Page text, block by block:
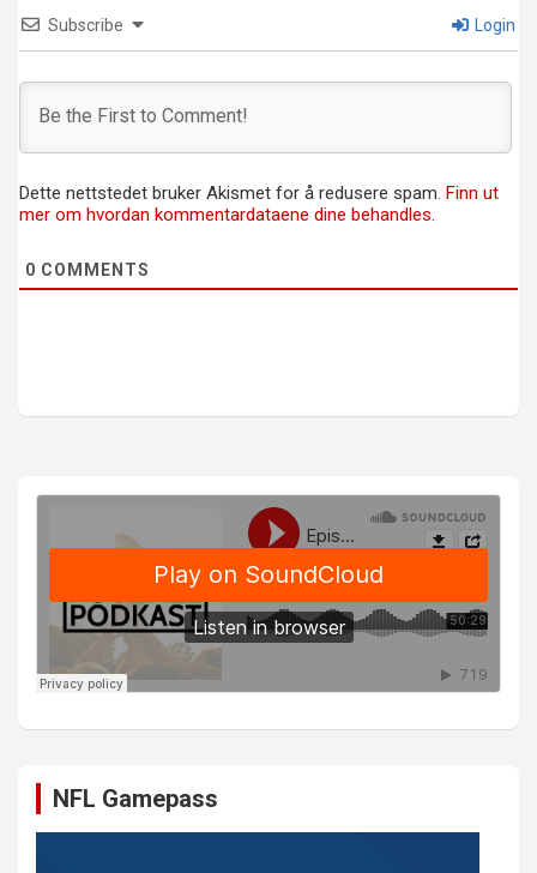
Subscribe Login
Dette nettstedet bruker Akismet for å redusere spam. Finn ut
mer om hvordan kommentardataene dine behandles.
0 COMMENTS
NFL Gamepass